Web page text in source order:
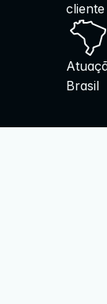
cliente
Brasil